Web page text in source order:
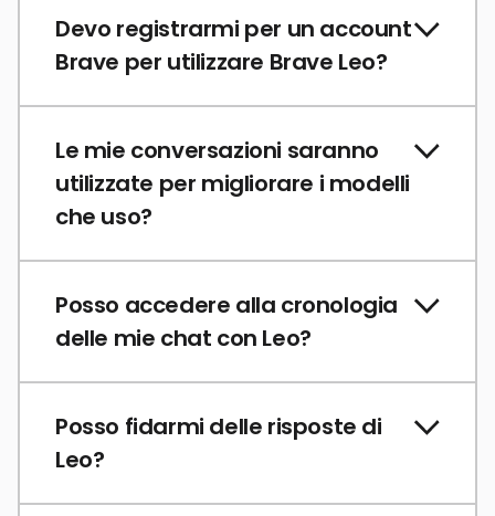
Devo registrarmi per un account
Brave per utilizzare Brave Leo?
Le mie conversazioni saranno
utilizzate per migliorare i modelli
che uso?
Posso accedere alla cronologia
delle mie chat con Leo?
Posso fidarmi delle risposte di
Leo?